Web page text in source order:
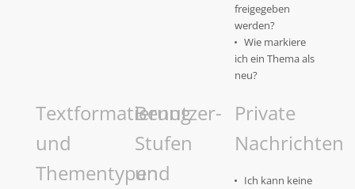
freigegeben
werden?
Wie markiere
ich ein Thema als
neu?
Textformatierung
und
Thementypen
Benutzer-
Stufen
und
Private
Nachrichten
Ich kann keine